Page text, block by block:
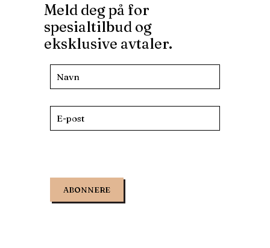
Meld deg på for
spesialtilbud og
eksklusive avtaler.